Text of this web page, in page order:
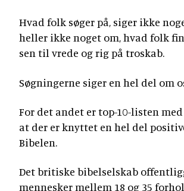
Hvad folk søger på, siger ikke
heller ikke noget om, hvad folk
sen til vrede og rig på troskab.
Søgningerne siger en hel del om
For det andet er top-10-listen
at der er knyttet en hel del
Bibelen.
Det britiske bibelselskab
mennesker mellem 18 og 35